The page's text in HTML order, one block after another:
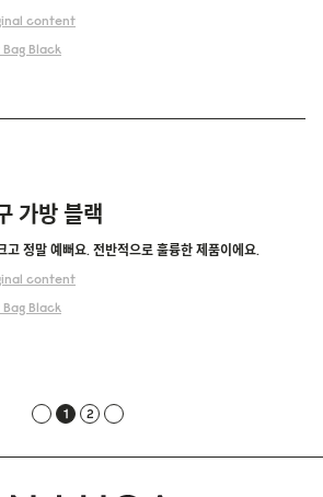
content
Black
가방 블랙
고 정말 예뻐요. 전반적으로 훌륭한 제품이에요.
content
Black
1 2